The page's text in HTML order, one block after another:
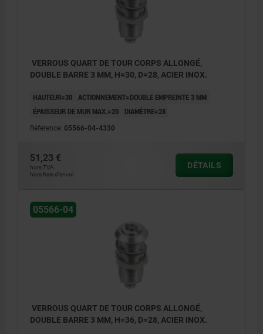
VERROUS QUART DE TOUR CORPS ALLONGÉ,
DOUBLE BARRE 3 MM, H=30, D=28, ACIER INOX.
HAUTEUR=30 ACTIONNEMENT=DOUBLE EMPREINTE 3 MM
ÉPAISSEUR DE MUR MAX.=20
DIAMÈTRE=28
Référence: 05566-04-4330
51,23 €
hors TVA
hors frais d’envoi
DÉTAILS
05566-04
VERROUS QUART DE TOUR CORPS ALLONGÉ,
DOUBLE BARRE 3 MM, H=36, D=28, ACIER INOX.